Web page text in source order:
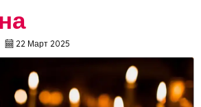
22 Март 2025